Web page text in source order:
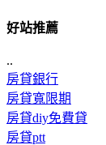
好站推薦
..
房貸銀行
房貸寬限期
房貸diy免費貸
房貸ptt